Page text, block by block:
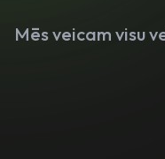
Mēs veicam visu